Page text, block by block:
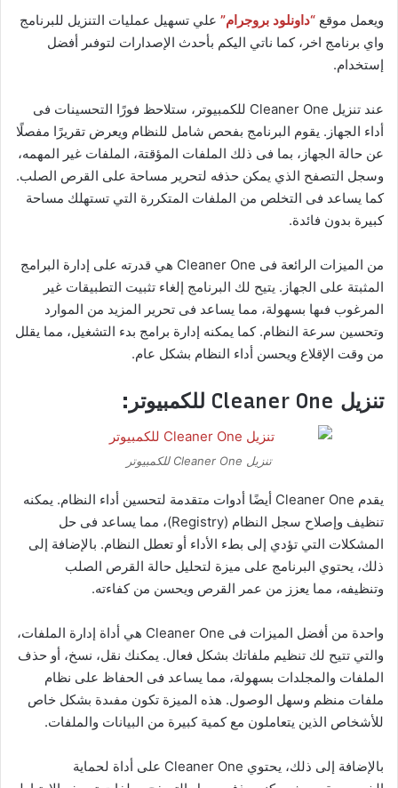
ويعمل موقع “داونلود بروجرام” علي تسهيل عمليات التنزيل للبرنامج
واي برنامج اخر، كما ناتي اليكم بأحدث الإصدارات لتوفىر أفضل
إستخدام.
عند تنزيل Cleaner One للكمبيوتر، ستلاحظ فورًا التحسينات فى
أداء الجهاز. يقوم البرنامج بفحص شامل للنظام ويعرض تقريرًا مفصلًا
عن حالة الجهاز، بما فى ذلك الملفات المؤقتة، الملفات غير المهمه،
وسجل التصفح الذي يمكن حذفه لتحرير مساحة على القرص الصلب.
كما يساعد فى التخلص من الملفات المتكررة التي تستهلك مساحة
كبيرة بدون فائدة.
من الميزات الرائعة فى Cleaner One هي قدرته على إدارة البرامج
المثبتة على الجهاز. يتيح لك البرنامج إلغاء تثبيت التطبيقات غير
المرغوب فىها بسهولة، مما يساعد فى تحرير المزيد من الموارد
وتحسين سرعة النظام. كما يمكنه إدارة برامج بدء التشغيل، مما يقلل
من وقت الإقلاع ويحسن أداء النظام بشكل عام.
تنزيل Cleaner One للكمبيوتر:
تنزيل Cleaner One للكمبيوتر
يقدم Cleaner One أيضًا أدوات متقدمة لتحسين أداء النظام. يمكنه
تنظيف وإصلاح سجل النظام (Registry)، مما يساعد فى حل
المشكلات التي تؤدي إلى بطء الأداء أو تعطل النظام. بالإضافة إلى
ذلك، يحتوي البرنامج على ميزة لتحليل حالة القرص الصلب
وتنظيفه، مما يعزز من عمر القرص ويحسن من كفاءته.
واحدة من أفضل الميزات فى Cleaner One هي أداة إدارة الملفات،
والتي تتيح لك تنظيم ملفاتك بشكل فعال. يمكنك نقل، نسخ، أو حذف
الملفات والمجلدات بسهولة، مما يساعد فى الحفاظ على نظام
ملفات منظم وسهل الوصول. هذه الميزة تكون مفىدة بشكل خاص
للأشخاص الذين يتعاملون مع كمية كبيرة من البيانات والملفات.
بالإضافة إلى ذلك، يحتوي Cleaner One على أداة لحماية